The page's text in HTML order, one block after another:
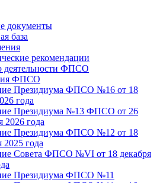
документы
база
рекомендации
деятельности ФПСО
ФПСО
Президиума ФПСО №16 от 18
года
Президиума №13 ФПСО от 26
2026 года
Президиума ФПСО №12 от 18
2025 года
Совета ФПСО №VI от 18 декабря
Президиума ФПСО №11